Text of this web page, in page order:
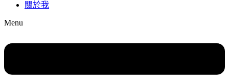
關於我
Menu